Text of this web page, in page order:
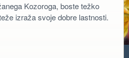
Kozoroga, boste težko
izraža svoje dobre lastnosti.